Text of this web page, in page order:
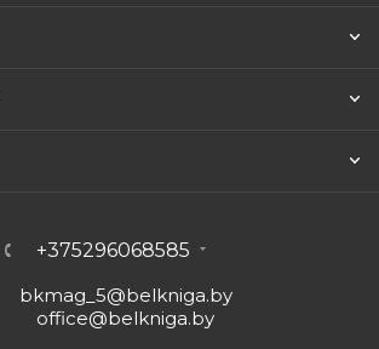
+375296068585
bkmag_5@belkniga.by
office@belkniga.by